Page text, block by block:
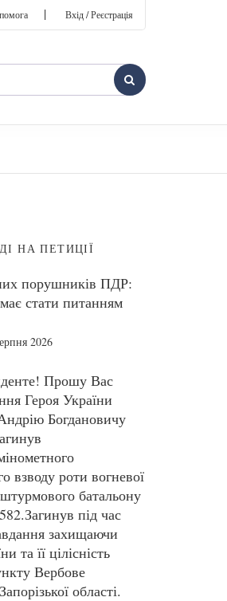
| Вхід / Реєстрація
НА ПЕТИЦІЇ
порушників ПДР:
стати питанням
2026
Прошу Вас
Героя України
Богдановичу
взводу роти вогневої
батальону
під час
захищаючи
та її цілісність
Вербове
області.